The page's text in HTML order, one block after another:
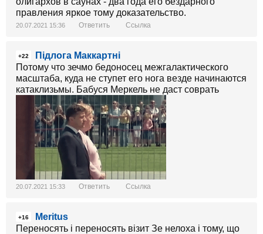
правления яркое тому доказательство.
20.07.2021 15:36 Ответить Ссылка
+22
Підлога Маккартні
Потому что зечмо бедоносец межгалактического
масштаба, куда не ступет его нога везде начинаются
катаклизьмы. Бабуся Меркель не даст соврать
20.07.2021 15:33 Ответить Ссылка
+16
Meritus
Переносять і переносять візит Зе нелоха і тому, що